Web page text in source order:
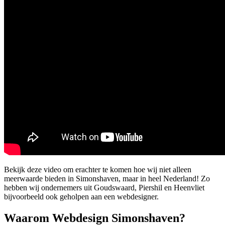
Bekijk deze video om erachter te komen hoe wij niet alleen
meerwaarde bieden in Simonshaven, maar in heel Nederland! Zo
hebben wij ondernemers uit Goudswaard, Piershil en Heenvliet
bijvoorbeeld ook geholpen aan een webdesigner.
Waarom Webdesign Simonshaven?